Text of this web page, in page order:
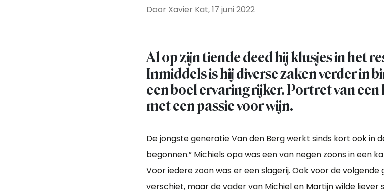
Door Xavier Kat, 17 juni 2022
Al op zijn tiende deed hij klusjes in het
Inmiddels is hij diverse zaken verder in
een boel ervaring rijker. Portret van
met een passie voor wijn.
De jongste generatie Van den Berg werkt sinds kort ook in
begonnen.” Michiels opa was een van negen zoons in een
Voor iedere zoon was er een slagerij. Ook voor de
verschiet, maar de vader van Michiel en Martijn wilde